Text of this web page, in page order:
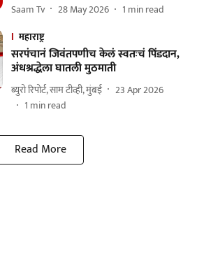
Saam Tv 28 May 2026 1 min read
महाराष्ट्र
सरपंचानं जिवंतपणीच केलं स्वतःचं पिंडदान,
अंधश्रद्धेला घातली मुठमाती
ब्युरो रिपोर्ट, साम टीव्ही, मुंबई
23 Apr 2026
1 min read
Read More